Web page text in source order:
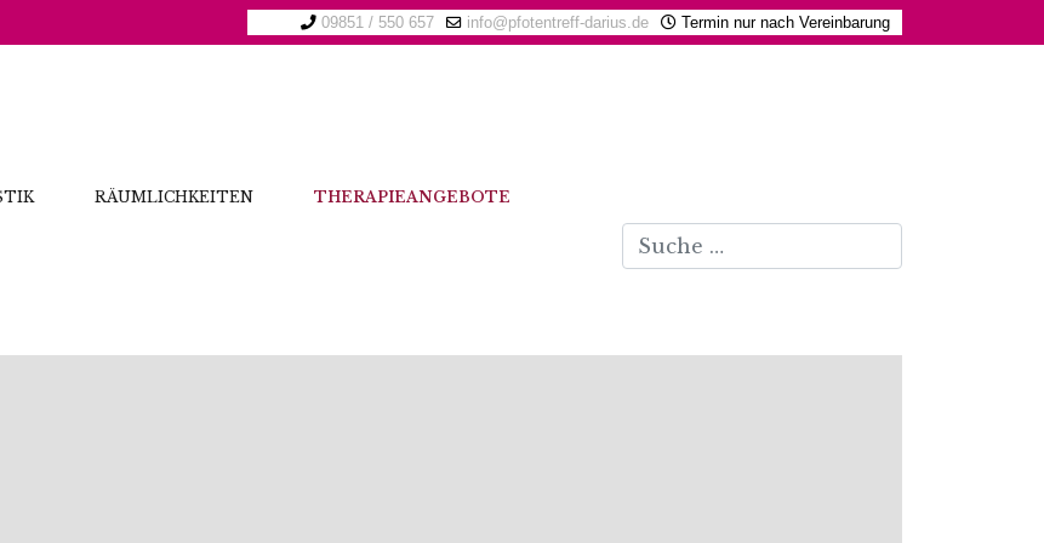
09851 / 550 657 info@pfotentreff-darius.de Termin nur nach Vereinbarung
RÄUMLICHKEITEN THERAPIEANGEBOTE
Suchen